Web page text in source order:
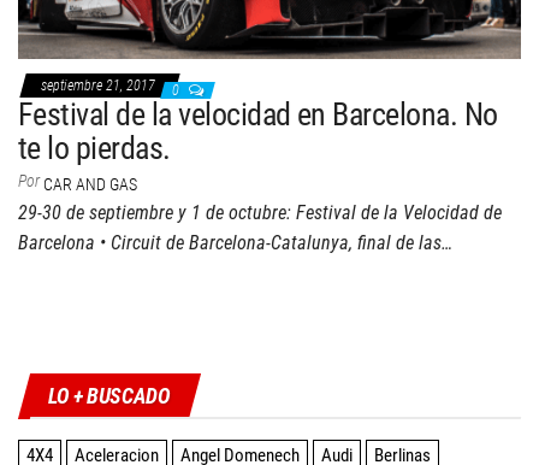
septiembre 21, 2017 0
Festival de la velocidad en Barcelona. No
te lo pierdas.
Por CAR AND GAS
29-30 de septiembre y 1 de octubre: Festival de la Velocidad de
Barcelona • Circuit de Barcelona-Catalunya, final de las…
LO + BUSCADO
4X4 Aceleracion Angel Domenech Audi
Berlinas